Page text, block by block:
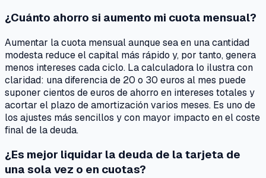
¿Cuánto ahorro si aumento mi cuota mensual?
Aumentar la cuota mensual aunque sea en una cantidad
modesta reduce el capital más rápido y, por tanto, genera
menos intereses cada ciclo. La calculadora lo ilustra con
claridad: una diferencia de 20 o 30 euros al mes puede
suponer cientos de euros de ahorro en intereses totales y
acortar el plazo de amortización varios meses. Es uno de
los ajustes más sencillos y con mayor impacto en el coste
final de la deuda.
¿Es mejor liquidar la deuda de la tarjeta de
una sola vez o en cuotas?